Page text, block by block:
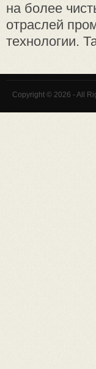
на более
отраслей
технологии.
Copyright © 2026 - All